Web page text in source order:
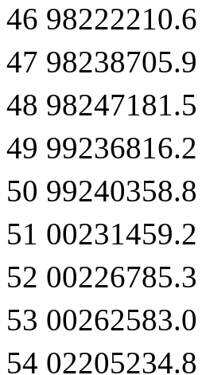
46
47
48
49
50
51
52
53
54